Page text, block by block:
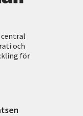
central
och
för